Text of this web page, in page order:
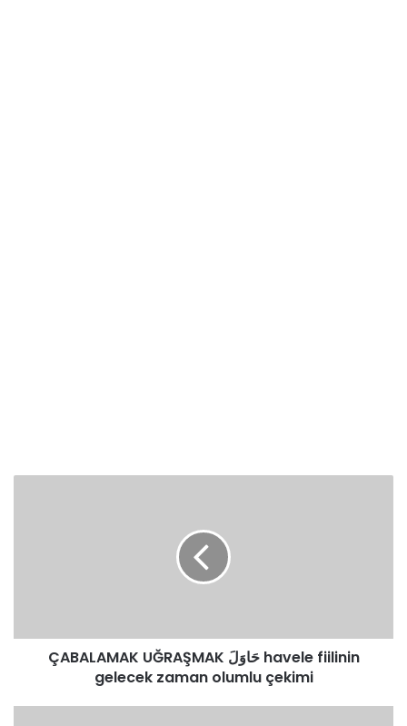
çekimi
ÇABALAMAK UĞRAŞMAK حَاوَلَ havele fiilinin
gelecek zaman olumlu çekimi